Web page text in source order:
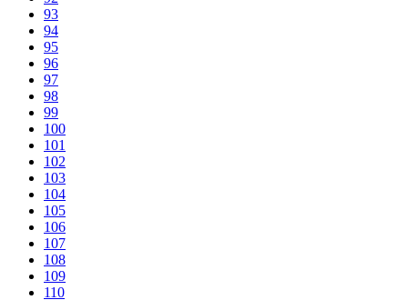
93
94
95
96
97
98
99
100
101
102
103
104
105
106
107
108
109
110